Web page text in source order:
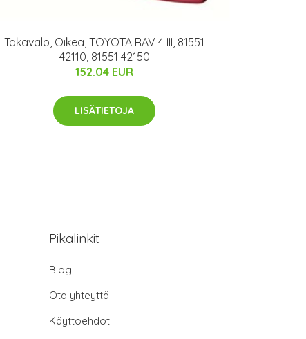
Takavalo, Oikea, TOYOTA RAV 4 III, 81551
42110, 81551 42150
152.04 EUR
LISÄTIETOJA
Pikalinkit
Blogi
Ota yhteyttä
Käyttöehdot